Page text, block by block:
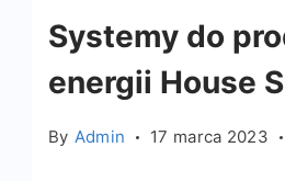
Systemy do
energii House
By Admin 17 marca 2023